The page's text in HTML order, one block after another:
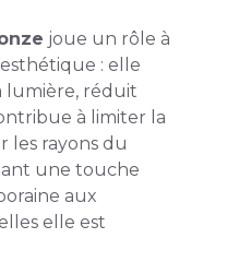
joue un rôle à
: elle
lumière, réduit
à limiter la
les rayons du
une touche
aux
elle est